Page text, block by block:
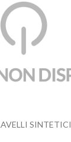
SINTETICI